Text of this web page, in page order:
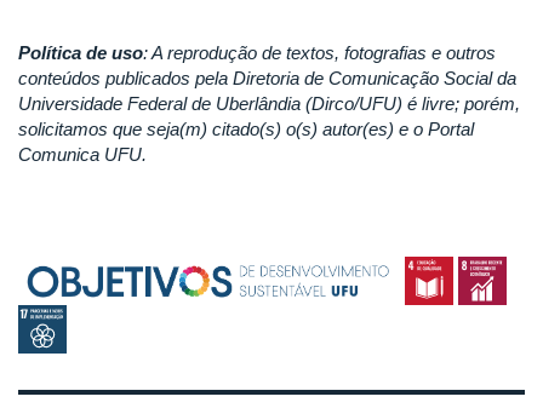
Política de uso: A reprodução de textos, fotografias e outros
conteúdos publicados pela Diretoria de Comunicação Social da
Universidade Federal de Uberlândia (Dirco/UFU) é livre; porém,
solicitamos que seja(m) citado(s) o(s) autor(es) e o Portal
Comunica UFU.